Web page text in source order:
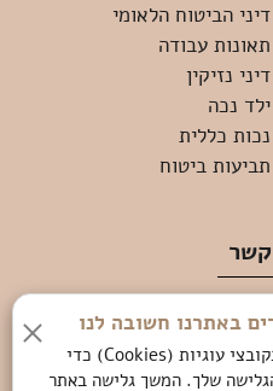
דיני הביטוח הלאומי
תאונות עבודה
דיני נזיקין
ילד נכה
נכות כללית
תביעות ביטוח
050-8285435
באתרנו חשובה לנו
אתר זה משתמש בקובצי עוגיות (Cookies) כדי
שלך. המשך גלישה באתר